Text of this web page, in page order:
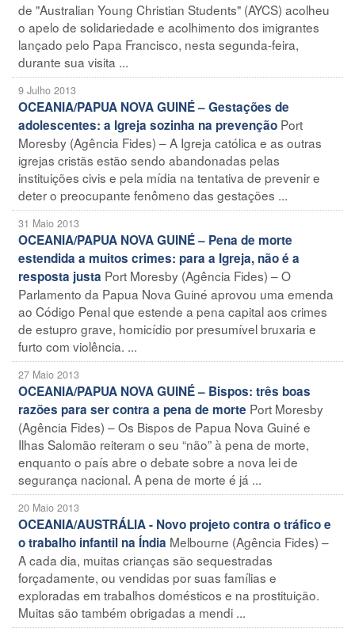
de "Australian Young Christian Students" (AYCS) acolheu
o apelo de solidariedade e acolhimento dos imigrantes
lançado pelo Papa Francisco, nesta segunda-feira,
durante sua visita ...
9 Julho 2013
OCEANIA/PAPUA NOVA GUINÉ – Gestações de
adolescentes: a Igreja sozinha na prevenção Port
Moresby (Agência Fides) – A Igreja católica e as outras
igrejas cristãs estão sendo abandonadas pelas
instituições civis e pela mídia na tentativa de prevenir e
deter o preocupante fenômeno das gestações ...
31 Maio 2013
OCEANIA/PAPUA NOVA GUINÉ – Pena de morte
estendida a muitos crimes: para a Igreja, não é a
resposta justa Port Moresby (Agência Fides) – O
Parlamento da Papua Nova Guiné aprovou uma emenda
ao Código Penal que estende a pena capital aos crimes
de estupro grave, homicídio por presumível bruxaria e
furto com violência. ...
27 Maio 2013
OCEANIA/PAPUA NOVA GUINÉ – Bispos: três boas
razões para ser contra a pena de morte Port Moresby
(Agência Fides) – Os Bispos de Papua Nova Guiné e
Ilhas Salomão reiteram o seu “não” à pena de morte,
enquanto o país abre o debate sobre a nova lei de
segurança nacional. A pena de morte é já ...
20 Maio 2013
OCEANIA/AUSTRÁLIA - Novo projeto contra o tráfico e
o trabalho infantil na Índia Melbourne (Agência Fides) –
A cada dia, muitas crianças são sequestradas
forçadamente, ou vendidas por suas famílias e
exploradas em trabalhos domésticos e na prostituição.
Muitas são também obrigadas a mendi ...